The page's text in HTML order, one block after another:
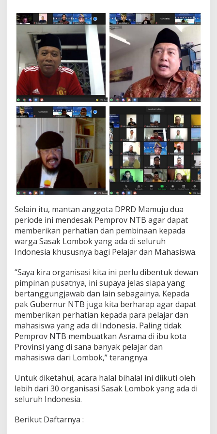
Selain itu, mantan anggota DPRD Mamuju dua
periode ini mendesak Pemprov NTB agar dapat
memberikan perhatian dan pembinaan kepada
warga Sasak Lombok yang ada di seluruh
Indonesia khususnya bagi Pelajar dan Mahasiswa.
“Saya kira organisasi kita ini perlu dibentuk dewan
pimpinan pusatnya, ini supaya jelas siapa yang
bertanggungjawab dan lain sebagainya. Kepada
pak Gubernur NTB juga kita berharap agar dapat
memberikan perhatian kepada para pelajar dan
mahasiswa yang ada di Indonesia. Paling tidak
Pemprov NTB membuatkan Asrama di ibu kota
Provinsi yang di sana banyak pelajar dan
mahasiswa dari Lombok,” terangnya.
Untuk diketahui, acara halal bihalal ini diikuti oleh
lebih dari 30 organisasi Sasak Lombok yang ada di
seluruh Indonesia.
Berikut Daftarnya :